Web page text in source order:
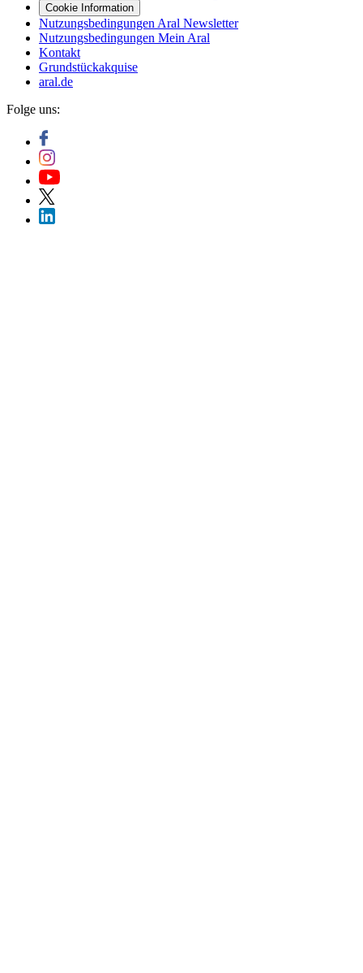
Cookie Information
Nutzungsbedingungen Aral Newsletter
Nutzungsbedingungen Mein Aral
Kontakt
Grundstückakquise
aral.de
Folge uns: